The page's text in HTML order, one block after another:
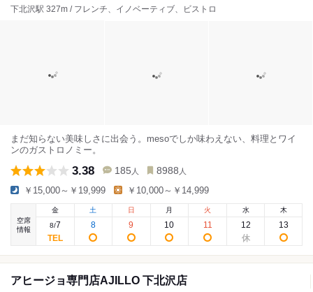
下北沢駅 327m / フレンチ、イノベーティブ、ビストロ
まだ知らない美味しさに出会う。mesoでしか味わえない、料理とワイ
ンのガストロノミー。
3.38 185 人 8988 人
￥15,000～￥19,999 ￥10,000～￥14,999
空席
情報
金
8/7
土
8
日
9
月
10
火
11
水
12
木
13
アヒージョ専門店AJILLO 下北沢店